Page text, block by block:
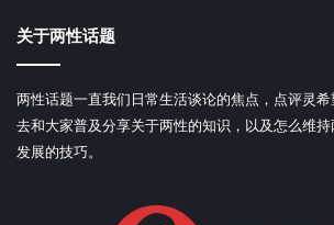
关于两性话题
两性话题一直我们日常生活谈论的焦点，点评灵
去和大家普及分享关于两性的知识，以及怎么维
发展的技巧。